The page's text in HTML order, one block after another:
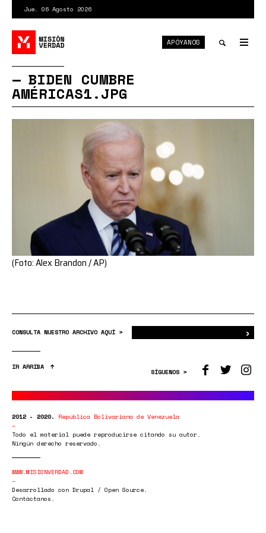
contenido
principal
Jue. 06 Agosto 2026
APÓYANOS
BIDEN CUMBRE
AMÉRICAS1.JPG
(Foto: Alex Brandon / AP)
CONSULTA NUESTRO ARCHIVO AQUÍ > ›
IR ARRIBA
SÍGUENOS >
2012 - 2020. República Bolivariana de Venezuela
Todo el material puede reproducirse citando su autor.
Ningún derecho reservado.
WWW.MISIONVERDAD.COM
Desarrollado con Drupal / Open Source.
Contáctanos.